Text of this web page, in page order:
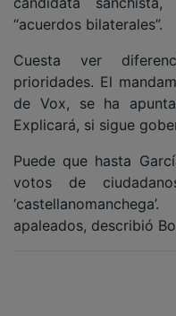
“acuerdos bilaterales”.
prioridades. El
de Vox, se ha
Explicará, si sigue
votos de
apaleados, describió